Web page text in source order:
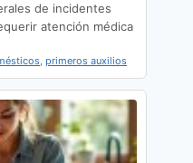
de incidentes
atención médica
,primeros auxilios